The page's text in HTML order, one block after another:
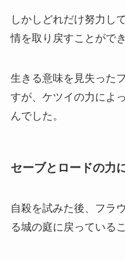
しかしどれだけ努力し
情を取り戻すことがで
生きる意味を見失った
すが、ケツイの力によ
んでした。
セーブとロードの力
自殺を試みた後、フラ
る城の庭に戻っている